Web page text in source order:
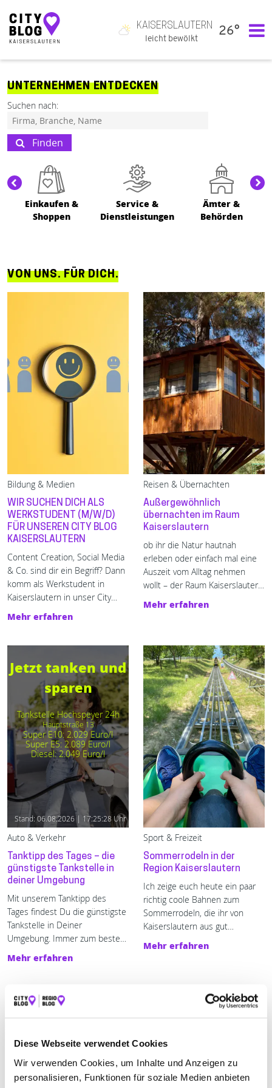
Diese Webseite verwendet Cookies
Wir verwenden Cookies, um Inhalte und Anzeigen zu
personalisieren, Funktionen für soziale Medien anbieten
Hauptnavigation
KAISERSLAUTERN
leicht bewölkt
26°
UNTERNEHMEN ENTDECKEN
Suchen nach:
Finden
Einkaufen &
Shoppen
Service &
Dienstleistungen
Ämter &
Behörden
VON UNS. FÜR DICH.
Bildung & Medien
WIR SUCHEN DICH ALS
WERKSTUDENT (M/W/D)
FÜR UNSEREN CITY BLOG
KAISERSLAUTERN
Content Creation, Social Media
& Co. sind dir ein Begriff? Dann
komm als Werkstudent in
Kaiserslautern in unser City
Blog Team!
Mehr erfahren
Reisen & Übernachten
Außergewöhnlich
übernachten im Raum
Kaiserslautern
ob ihr die Natur hautnah
erleben oder einfach mal eine
Auszeit vom Alltag nehmen
wollt – der Raum Kaiserslautern
hält für Gruppen und Familien
spannende Möglichkeiten zum
Mehr erfahren
Jetzt tanken und
sparen
Tankstelle Hochspeyer 24h
Hauptstraße 13
Super E10: 2.029 Euro/l
Super E5: 2.089 Euro/l
Diesel: 2.049 Euro/l
Stand: 06.08.2026 | 17:25:28 Uhr
Auto & Verkehr
Tanktipp des Tages – die
günstigste Tankstelle in
deiner Umgebung
Mit unserem Tanktipp des
Tages findest Du die günstigste
Tankstelle in Deiner
Umgebung. Immer zum besten
Preis tanken - mit enerQuick.
Mehr erfahren
Sport & Freizeit
Sommerrodeln in der
Region Kaiserslautern
Ich zeige euch heute ein paar
richtig coole Bahnen zum
Sommerrodeln, die ihr von
Kaiserslautern aus gut
erreichen könnt.
Mehr erfahren